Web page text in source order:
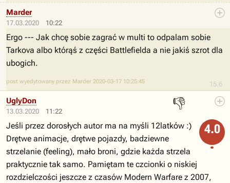
17.03.2020 10:22
15.6
Marder
Ergo --- Jak chcę sobie zagrać w multi to odpalam sobie
Tarkova albo którąś z części Battlefielda a nie jakiś szrot dla
ubogich.
post wyedytowany przez Marder 2020-03-17 10:25:45
13.03.2020 11:22
👎
UglyDon
4.0
Jeśli przez dorosłych autor ma na myśli 12latków :)
Drętwe animacje, drętwe pojazdy, badziewne
strzelanie (feeling), mało broni, gdzie każda strzela
praktycznie tak samo. Pamiętam te czcionki o niskiej
rozdzielczości jeszcze z czasów Modern Warfare z 2007,